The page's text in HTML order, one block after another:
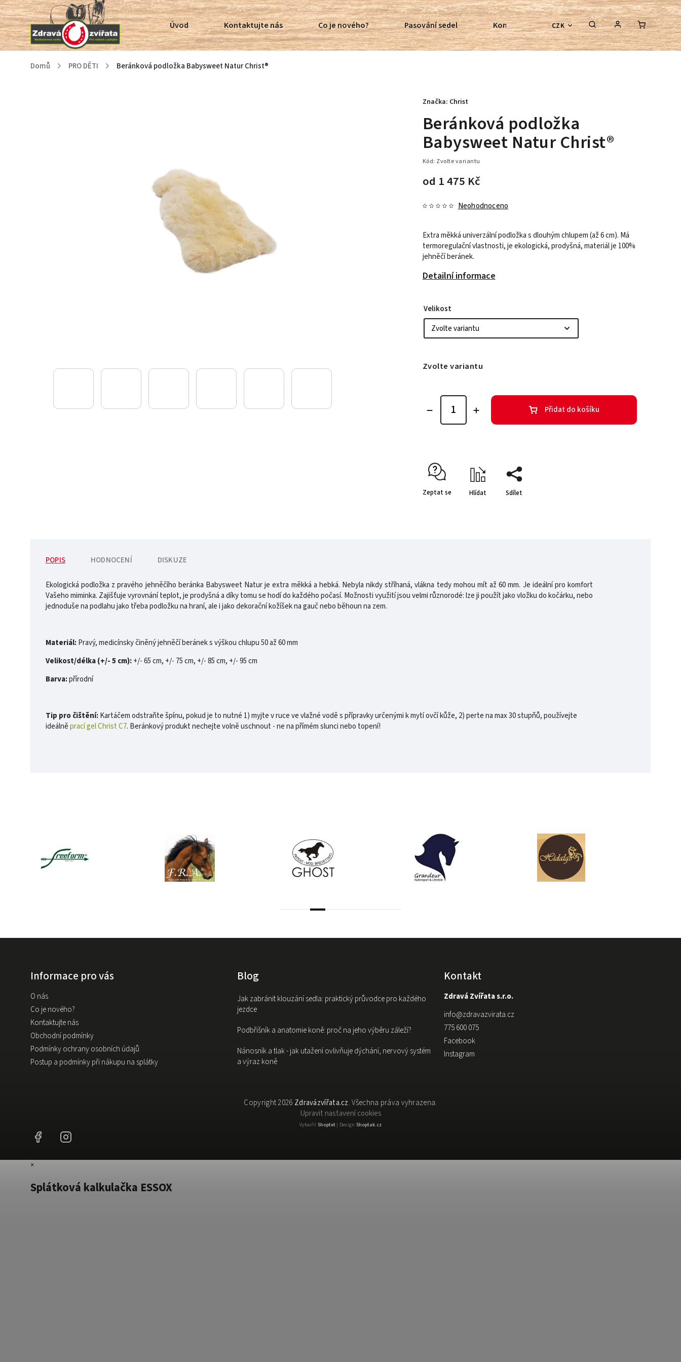
CZK
Úvod Kontaktujte nás Co je nového? Pasování sedel Kontroly bezkostrových sedel Poradenství
Domů / PRO DĚTI / Beránková podložka Babysweet Natur Christ®
Beránková podložka
Babysweet Natur Christ®
Kód: Zvolte variantu
od 1 475 Kč
Neohodnoceno
Extra měkká univerzální podložka s dlouhým chlupem (až 6 cm). Má
termoregulační vlastnosti, je ekologická, prodyšná, materiál je 100%
jehněčí beránek.
Detailní informace
Značka: Christ
Velikost
Zvolte variantu
Přidat do košíku
Zeptat se Hlídat Sdílet
POPIS HODNOCENÍ DISKUZE
Ekologická podložka z pravého jehněčího beránka Babysweet Natur je extra měkká a hebká. Nebyla nikdy stříhaná, vlákna tedy mohou mít až 60 mm. Je ideální pro komfort
Vašeho miminka. Zajišťuje vyrovnání teplot, je prodyšná a díky tomu se hodí do každého počasí. Možnosti využití jsou velmi různorodé: lze ji použít jako vložku do kočárku, nebo
jednoduše na podlahu jako třeba podložku na hraní, ale i jako dekorační kožíšek na gauč nebo běhoun na zem.
Materiál:Pravý, medicínsky činěný jehněčí beránek s výškou chlupu 50 až 60 mm
Velikost/délka (+/- 5 cm):+/- 65 cm, +/- 75 cm, +/- 85 cm, +/- 95 cm
Barva:přírodní
Tip pro čištění:Kartáčem odstraňte špínu, pokud je to nutné 1) myjte v ruce ve vlažné vodě s přípravky určenými k mytí ovčí kůže, 2) perte na max 30 stupňů, používejte
ideálněprací gel Christ C7. Beránkový produkt nechejte volně uschnout - ne na přímém slunci nebo topení!
Informace pro vás
O nás
Co je nového?
Kontaktujte nás
Obchodní podmínky
Podmínky ochrany osobních údajů
Postup a podmínky při nákupu na splátky
Blog
Jak zabránit klouzání sedla: praktický průvodce pro každého
jezdce
Podbřišník a anatomie koně: proč na jeho výběru záleží?
Nánosník a tlak - jak utažení ovlivňuje dýchání, nervový systém
a výraz koně
Kontakt
Zdravá Zvířata s.r.o.
info@zdravazvirata.cz
775 600 075
Facebook
Instagram
Copyright 2026 Zdravázvířata.cz. Všechna práva vyhrazena.
Upravit nastavení cookies
Vytvořil Shoptet| Design Shoptak.cz
Facebook
×
Splátková kalkulačka ESSOX